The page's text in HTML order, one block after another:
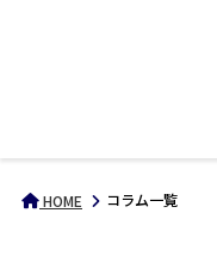
HOME コラム一覧